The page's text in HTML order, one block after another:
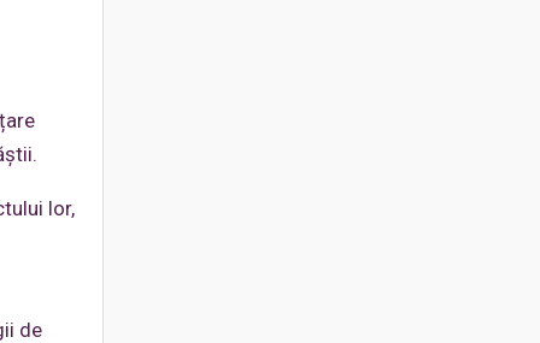
lor,
de